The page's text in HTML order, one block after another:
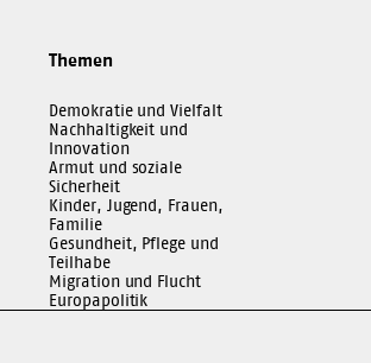
Themen
Demokratie und Vielfalt
Nachhaltigkeit und
Innovation
Armut und soziale
Sicherheit
Kinder, Jugend, Frauen,
Familie
Gesundheit, Pflege und
Teilhabe
Migration und Flucht
Europapolitik